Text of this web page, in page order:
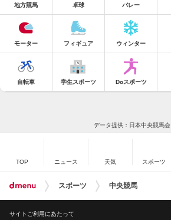
地方競馬 卓球 バレー
モーター フィギュア ウィンター
自転車 学生スポーツ Doスポーツ
データ提供：日本中央競馬会
TOP ニュース 天気 スポーツ
スポーツ 中央競馬
サイトご利用にあたって